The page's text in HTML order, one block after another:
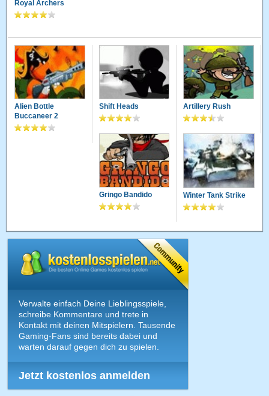
Royal Archers
Alien Bottle
Buccaneer 2
Shift Heads Artillery Rush
Gringo Bandido Winter Tank Strike
Verwalte einfach Deine Lieblingsspiele,
schreibe Kommentare und trete in
Kontakt mit deinen Mitspielern. Tausende
Gaming-Fans sind bereits dabei und
warten darauf gegen dich zu spielen.
Jetzt kostenlos anmelden